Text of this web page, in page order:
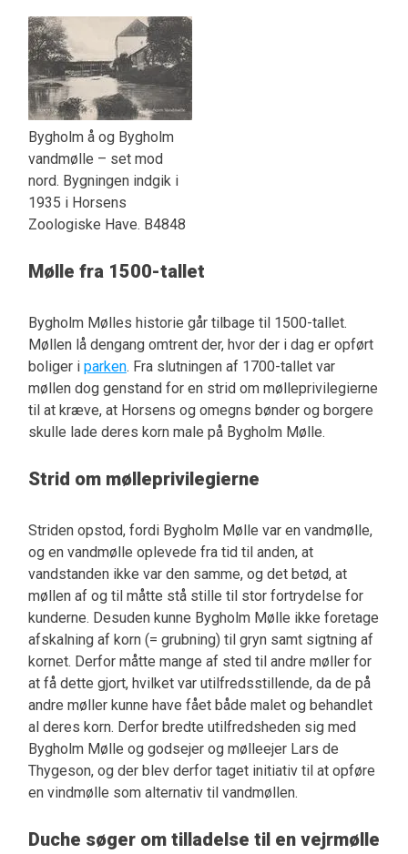
Bygholm å og Bygholm
vandmølle – set mod
nord. Bygningen indgik i
1935 i Horsens
Zoologiske Have. B4848
Mølle fra 1500-tallet
Bygholm Mølles historie går tilbage til 1500-tallet.
Møllen lå dengang omtrent der, hvor der i dag er opført
boliger i parken. Fra slutningen af 1700-tallet var
møllen dog genstand for en strid om mølleprivilegierne
til at kræve, at Horsens og omegns bønder og borgere
skulle lade deres korn male på Bygholm Mølle.
Strid om mølleprivilegierne
Striden opstod, fordi Bygholm Mølle var en vandmølle,
og en vandmølle oplevede fra tid til anden, at
vandstanden ikke var den samme, og det betød, at
møllen af og til måtte stå stille til stor fortrydelse for
kunderne. Desuden kunne Bygholm Mølle ikke foretage
afskalning af korn (= grubning) til gryn samt sigtning af
kornet. Derfor måtte mange af sted til andre møller for
at få dette gjort, hvilket var utilfredsstillende, da de på
andre møller kunne have fået både malet og behandlet
al deres korn. Derfor bredte utilfredsheden sig med
Bygholm Mølle og godsejer og mølleejer Lars de
Thygeson, og der blev derfor taget initiativ til at opføre
en vindmølle som alternativ til vandmøllen.
Duche søger om tilladelse til en vejrmølle